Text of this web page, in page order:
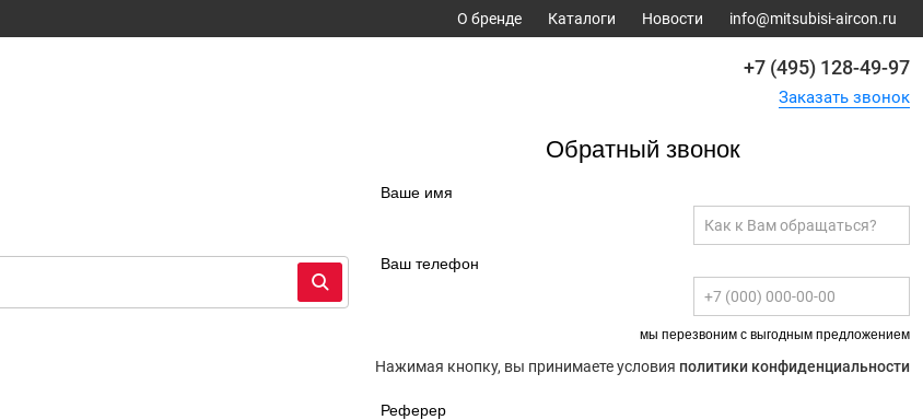
О бренде Каталоги Новости info@mitsubisi-aircon.ru
+7 (495) 128-49-97
Заказать звонок
Обратный звонок
Ваше имя
Ваш телефон
мы перезвоним с выгодным предложением
Нажимая кнопку, вы принимаете условия политики конфиденциальности
Реферер